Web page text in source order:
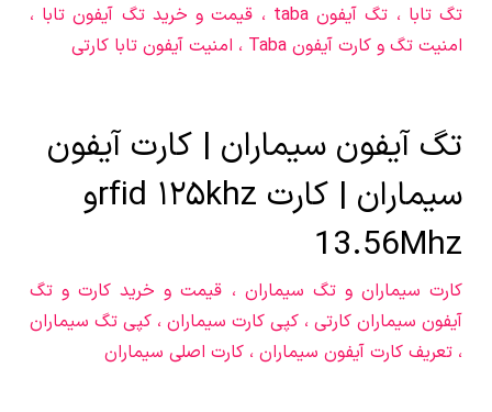
تگ تابا ، تگ آیفون taba ، قیمت و خرید تگ آیفون تابا ،
امنیت تگ و کارت آیفون Taba ، امنیت آیفون تابا کارتی
تگ آیفون سیماران | کارت آیفون
سیماران | کارت rfid ۱۲۵khzو
13.56Mhz
کارت سیماران و تگ سیماران ، قیمت و خرید کارت و تگ
آیفون سیماران کارتی ، کپی کارت سیماران ، کپی تگ سیماران
، تعریف کارت آیفون سیماران ، کارت اصلی سیماران